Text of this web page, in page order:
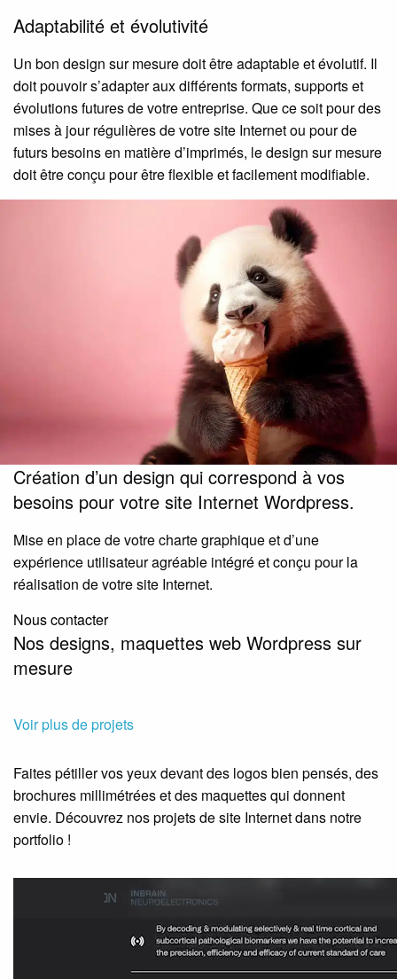
Adaptabilité et évolutivité
Un bon design sur mesure doit être adaptable et évolutif. Il
doit pouvoir s’adapter aux différents formats, supports et
évolutions futures de votre entreprise. Que ce soit pour des
mises à jour régulières de votre site Internet ou pour de
futurs besoins en matière d’imprimés, le design sur mesure
doit être conçu pour être flexible et facilement modifiable.
Création d’un design qui correspond à vos
besoins pour votre site Internet Wordpress.
Mise en place de votre charte graphique et d’une
expérience utilisateur agréable intégré et conçu pour la
réalisation de votre site Internet.
Nous contacter
Nos designs, maquettes web Wordpress sur
mesure
Voir plus de projets
Faites pétiller vos yeux devant des logos bien pensés, des
brochures millimétrées et des maquettes qui donnent
envie. Découvrez nos projets de site Internet dans notre
portfolio !